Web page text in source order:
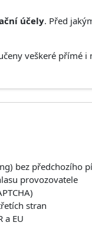
účely. Před
veškeré přímé
bez předchozího
provozovatele
stran
a EU